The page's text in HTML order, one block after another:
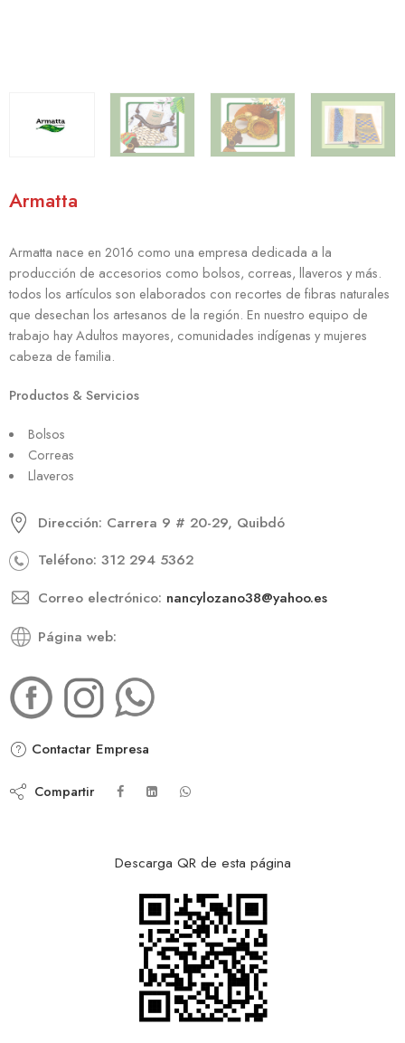
Armatta
Armatta nace en 2016 como una empresa dedicada a la
producción de accesorios como bolsos, correas, llaveros y más.
todos los artículos son elaborados con recortes de fibras naturales
que desechan los artesanos de la región. En nuestro equipo de
trabajo hay Adultos mayores, comunidades indígenas y mujeres
cabeza de familia.
Productos & Servicios
Bolsos
Correas
Llaveros
Dirección: Carrera 9 # 20-29, Quibdó
Teléfono: 312 294 5362
Correo electrónico: nancylozano38@yahoo.es
Página web:
Contactar Empresa
Compartir
Descarga QR de esta página